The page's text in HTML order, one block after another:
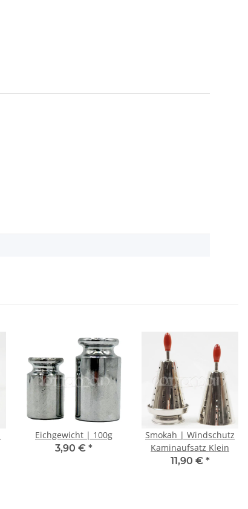
Eichgewicht | 100g
3,90 € *
Smokah | Windschutz
Kaminaufsatz Klein
11,90 € *